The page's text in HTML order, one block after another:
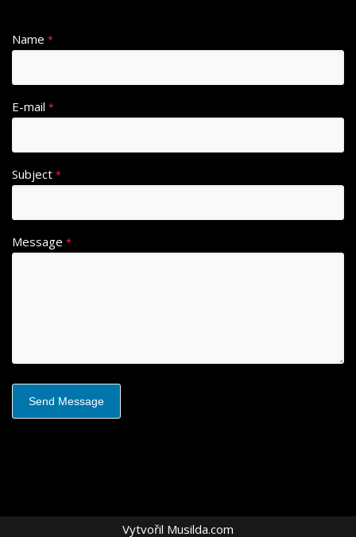
Name *
E-mail *
Subject *
Message *
Vytvořil Musilda.com